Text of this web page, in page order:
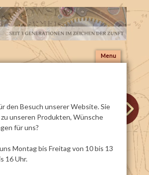
Main
Skip
Menu
den Besuch unserer Website. Sie
unseren Produkten, Wünsche
für uns?
Montag bis Freitag von 10 bis 13
16 Uhr.